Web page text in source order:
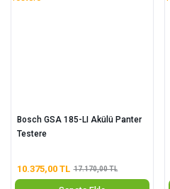
Bosch GSA 185-LI Akülü Panter
Testere
10.375,00 TL 17.170,00 TL